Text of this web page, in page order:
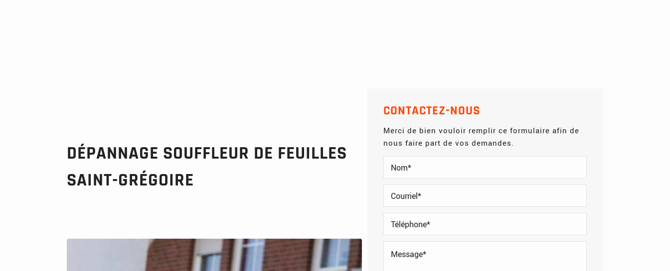
DÉPANNAGE SOUFFLEUR DE FEUILLES
SAINT-GRÉGOIRE
CONTACTEZ-NOUS
Merci de bien vouloir remplir ce formulaire afin de
nous faire part de vos demandes.